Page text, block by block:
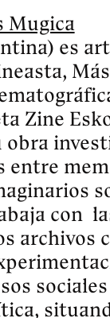
y del
política
Ha
y organizado
exploración
Publicó
robe,
y Todo lo
DISCORD
INSTAGRAM